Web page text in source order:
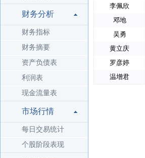
财务分析
财务指标
财务摘要
资产负债表
利润表
现金流量表
市场行情
每日交易统计
个股阶段表现
李佩欣
邓地
吴勇
黄立庆
罗彦婷
温增君